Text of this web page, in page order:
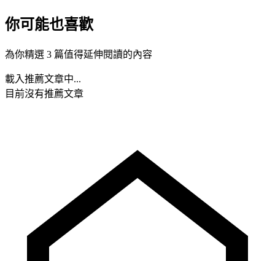
你可能也喜歡
為你精選 3 篇值得延伸閱讀的內容
載入推薦文章中...
目前沒有推薦文章